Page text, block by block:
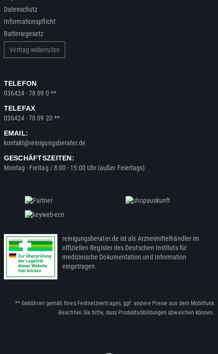
Datenschutz
Informationspflicht
Batteriegesetz
Vertrag widerrufen
TELEFON
036424 - 78 09 0 **
TELEFAX
036424 - 78 09 20 **
EMAIL:
kontakt@reinigungsberater.de
GESCHÄFTSZEITEN:
Montag - Freitag / 8:00 - 15:00 Uhr (außer Feiertags)
reinigungsberater.de ist als Arzneimittelhändler im
offiziellen Register des Deutschen Instituts für
medizinische Dokumentation und Information
eingetragen.
** Gebühren gemäß Ihres Festnetzvertrages, ggf. andere Preise aus dem Mobilfunk
Beachten Sie bitte, dass Produktabbildungen abweichen können.